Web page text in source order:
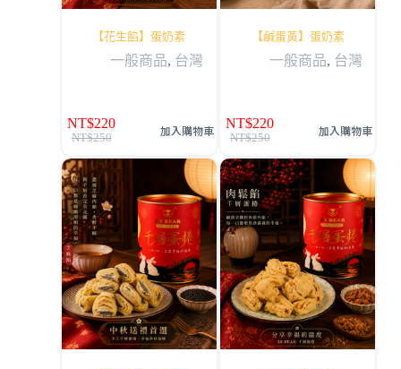
【花生餡】蛋奶素
一般商品, 台灣
NT$250
NT$220 加入購物車
【鹹蛋黃】蛋奶素
一般商品, 台灣
NT$250
NT$220 加入購物車